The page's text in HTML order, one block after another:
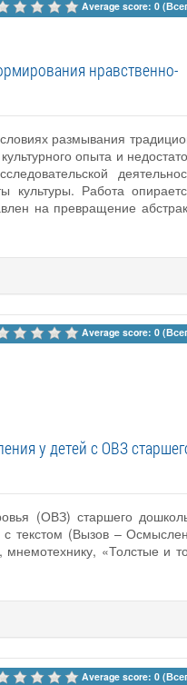
Average score: 0
нравственно-
размывания
опыта и
культуры. Работа
на превращение
Average score: 0
у детей с ОВЗ
(ОВЗ) старшего
с текстом (Вызов –
«Толстые и
Average score: 0